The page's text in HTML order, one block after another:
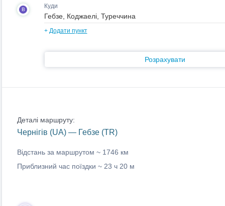
B Куди
+ Додати пункт
Розрахувати
Деталі маршруту:
Чернігів (UA) — Гебзе (TR)
Відстань за маршрутом ~ 1746 км
Приблизний час поїздки ~ 23 ч 20 м